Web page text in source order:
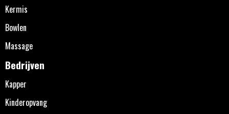
Kermis
Bowlen
Massage
Bedrijven
Kapper
Kinderopvang